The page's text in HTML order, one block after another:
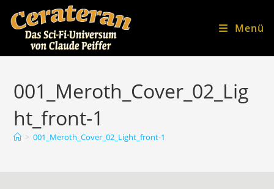
Inhalt
springen
Menü
001_Meroth_Cover_02_Lig
ht_front-1
> 001_Meroth_Cover_02_Light_front-1